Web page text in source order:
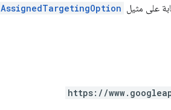
على مثيل AssignedTargetingOption
https://